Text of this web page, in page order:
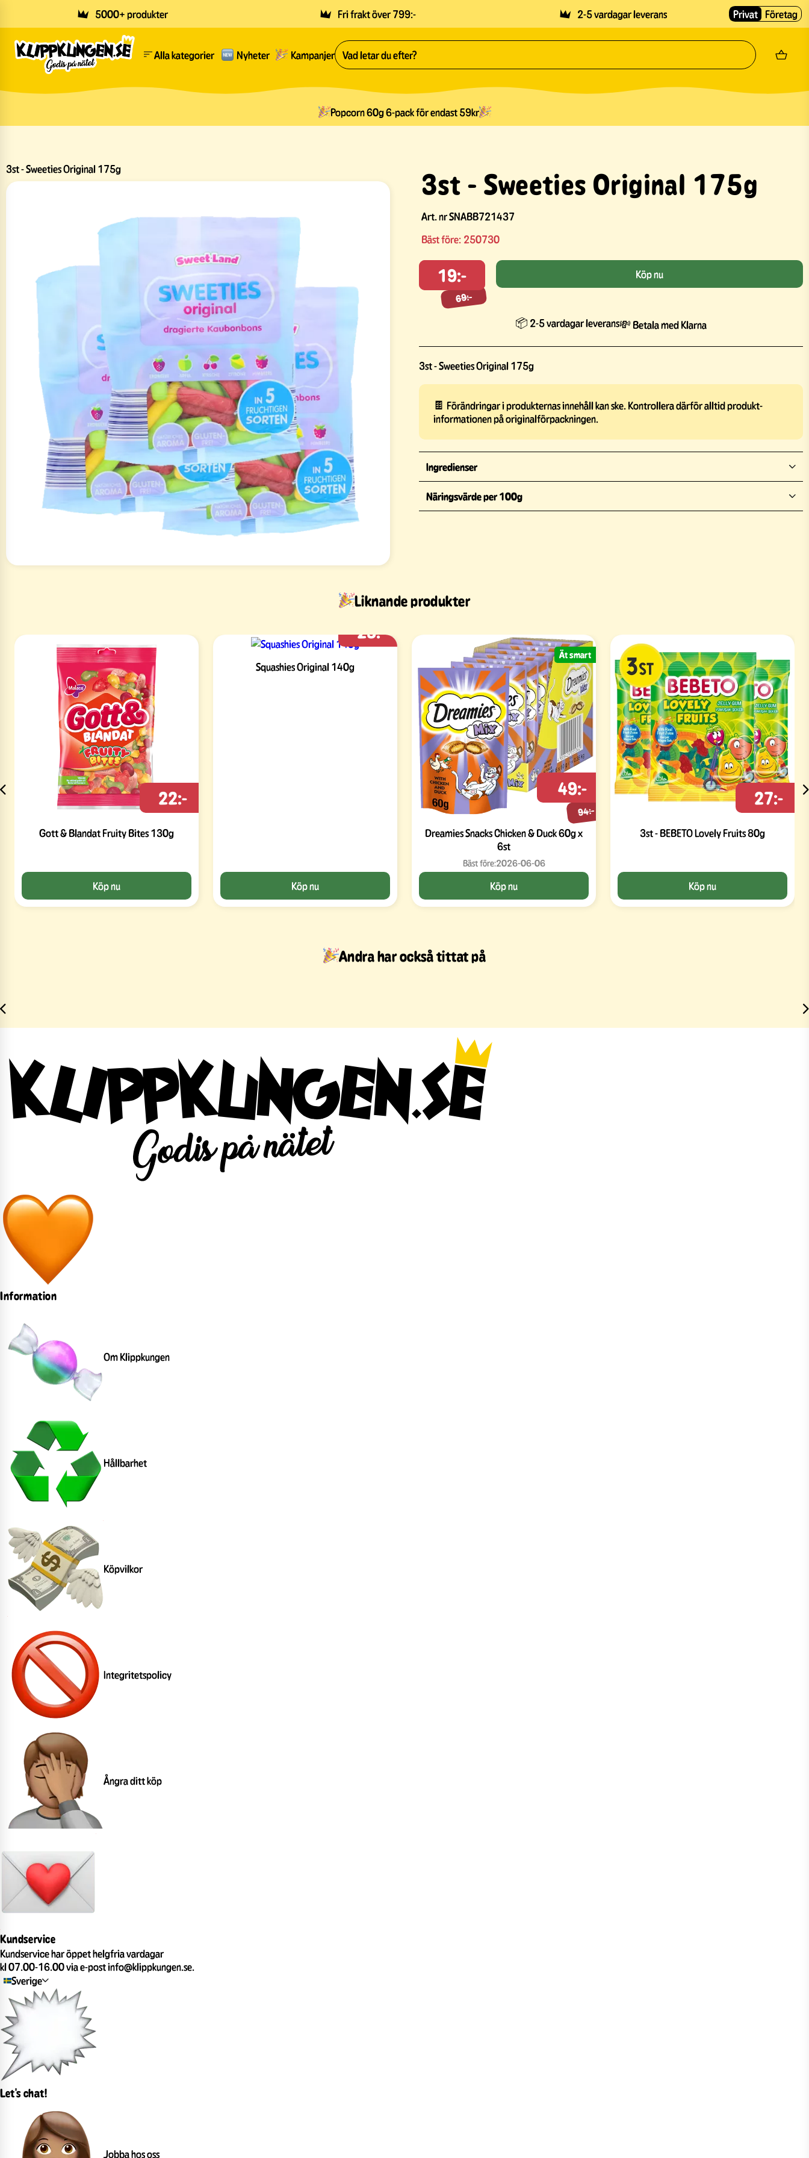
5000+ produkter Fri frakt över 799:- 2-5 vardagar leverans Privat Företag
Alla kategorier Nyheter Kampanjer
Popcorn 60g 6-pack för endast 59kr
3st - Sweeties Original 175g 3st - Sweeties Original 175g
Art. nrSNABB721437
Bäst före: 250730
19:-
69:-
69:- Köp nu
📦 2-5 vardagar leverans💸 Betala med Klarna
3st - Sweeties Original 175g
🍫 Förändringar i produkternas innehåll kan ske. Kontrollera därför alltid produkt-
informationen på originalförpackningen.
Ingredienser
Näringsvärde per 100g
Liknande produkter
Gott & Blandat Fruity Bites 130g
22:-
Köp nu
Squashies Original 140g
23:-
Köp nu
Dreamies Snacks Chicken & Duck 60g x
6st
94:-
49:-
Bäst före:2026-06-06
Köp nu
Ät smart
3st - BEBETO Lovely Fruits 80g
27:-
Köp nu
Andra har också tittat på
Information
Om Klippkungen
Hållbarhet
Köpvilkor
Integritetspolicy
Ångra ditt köp
Kundservice
Kundservice har öppet helgfria vardagar
kl 07.00-16.00 via e-post info@klippkungen.se.
Sverige
Let's chat!
Jobba hos oss